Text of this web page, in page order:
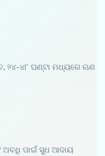
୨୪-୪୮ ଘଣ୍ଟା ମଧ୍ୟରେ ଋଣ
ଅବଧି ପାଇଁ ସୁଧ ଆଦାୟ